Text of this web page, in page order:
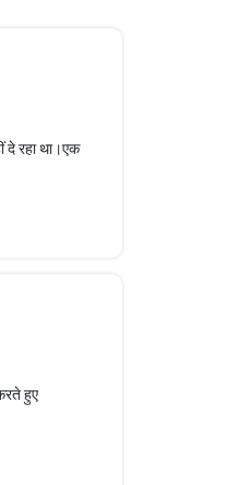
दे रहा था।एक
हुए